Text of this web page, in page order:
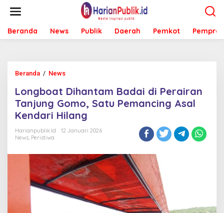
t
Beranda News Publik Daerah Pemkot Pemprov
Beranda / News
n
g
b
o
i
h
a
n
t
a
Longboat Dihantam Badai di Perairan
Tanjung Gomo, Satu Pemancing Asal
Kendari Hilang
Harianpublik.id
12 Januari 2026
News, Peristiwa